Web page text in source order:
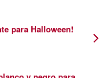
para Halloween!